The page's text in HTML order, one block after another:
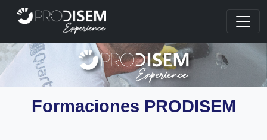
Formaciones PRODISEM